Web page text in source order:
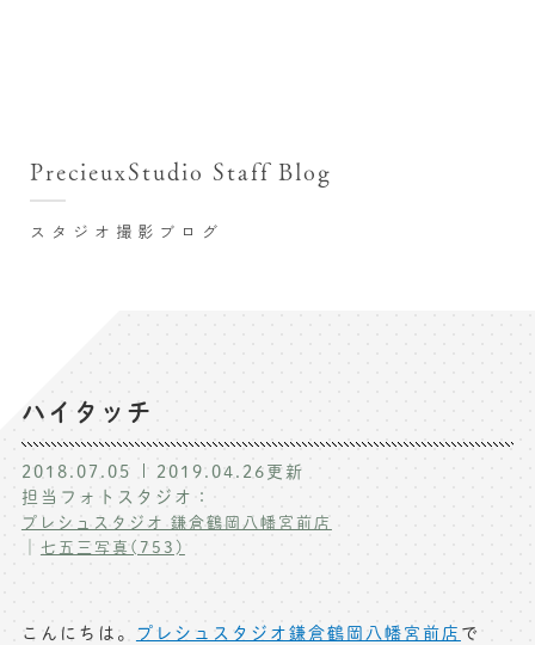
七五三お参り用着物レンタル
お宮参り写真撮影
ハーフバースデー撮影
入園入学･卒園卒業記念撮影
ハーフ成人式･10歳の祝い記念撮影
家族写真･記念写真撮影
マタニティフォト撮影
記念撮影コラム
よくある質問
お祝いギフトカード
スタジオ撮影ブログ
PrecieuxStudio Staff Blog
ハイタッチ
2018.07.05 2019.04.26更新
担当フォトスタジオ：
プレシュスタジオ 鎌倉鶴岡八幡宮前店
｜ 七五三写真(753)
こんにちは。 プレシュスタジオ鎌倉鶴岡八幡宮前店 で